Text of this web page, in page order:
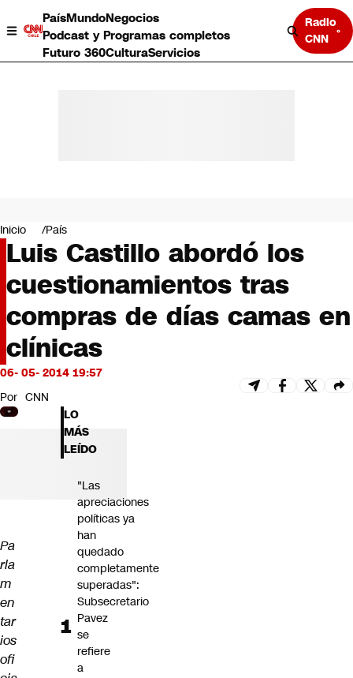
PaísMundoNegocios
Podcast y Programas completos
Futuro 360CulturaServicios
Radio
CNN
Negocios
Deportes
Programas completos
Cultura
Servicios
Bits
CNN Data
CNN tiempo
Futuro 360
Inicio País
Luis Castillo abordó los
cuestionamientos tras
compras de días camas en
clínicas
06- 05- 2014 19:57
Por CNN
Pa
rla
m
en
tar
ios
ofi
LO
MÁS
LEÍDO
"Las
apreciaciones
políticas ya
han
quedado
completamente
superadas":
Subsecretario
Pavez
se
refiere
a